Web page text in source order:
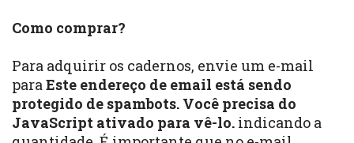
Como comprar?
Para adquirir os cadernos, envie um e-mail
paraEste endereço de email está sendo
protegido de spambots. Você precisa do
JavaScript ativado para vê-lo. indicando a